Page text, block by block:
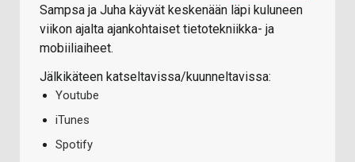
Sampsa ja Juha käyvät keskenään läpi kuluneen
viikon ajalta ajankohtaiset tietotekniikka- ja
mobiiliaiheet.
Jälkikäteen katseltavissa/kuunneltavissa:
Youtube
iTunes
Spotify